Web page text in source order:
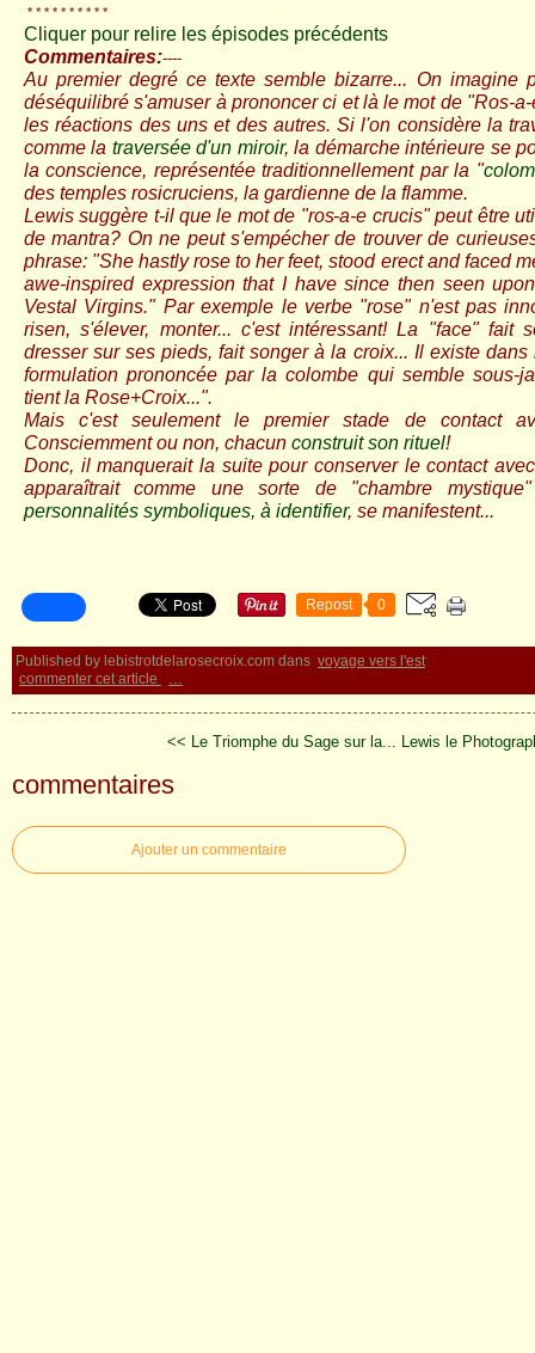
* * * * * * * * * *
Cliquer pour relire les épisodes précédents
Commentaires:----
Au premier degré ce texte semble bizarre... On imagine
déséquilibré s'amuser à prononcer ci et là le mot de "Ros-
les réactions des uns et des autres. Si l'on considère la
comme la traversée d'un miroir, la démarche intérieure se
la conscience, représentée traditionnellement par la "
des temples rosicruciens, la gardienne de la flamme.
Lewis suggère t-il que le mot de "ros-a-e crucis" peut être
de mantra? On ne peut s'empécher de trouver de
phrase: "She hastly rose to her feet, stood erect and faced
awe-inspired expression that I have since then seen
Vestal Virgins." Par exemple le verbe "rose" n'est pas
risen, s'élever, monter... c'est intéressant! La "face" fait
dresser sur ses pieds, fait songer à la croix... Il existe
formulation prononcée par la colombe qui semble sous-
tient la Rose+Croix...".
Mais c'est seulement le premier stade de contact
Consciemment ou non, chacun construit son rituel!
Donc, il manquerait la suite pour conserver le contact
apparaîtrait comme une sorte de "chambre
personnalités symboliques, à identifier, se manifestent...
Repost 0
Published by lebistrotdelarosecroix.com dans voyage vers l'est
commenter cet article
…
<< Le Triomphe du Sage sur la... Lewis le
commentaires
Ajouter un commentaire